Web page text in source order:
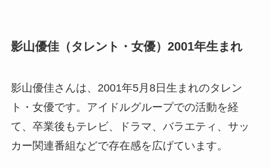
影山優佳（タレント・女優）2001年生まれ
影山優佳さんは、2001年5月8日生まれのタレン
ト・女優です。アイドルグループでの活動を経
て、卒業後もテレビ、ドラマ、バラエティ、サッ
カー関連番組などで存在感を広げています。